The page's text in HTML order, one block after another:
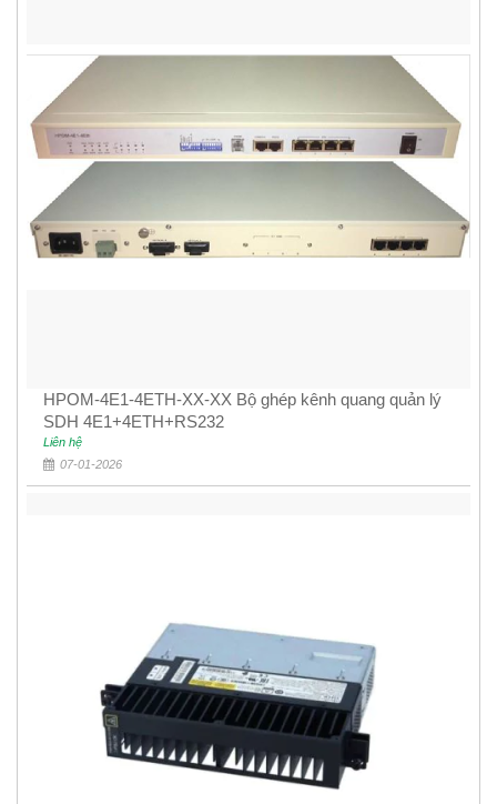
HPOM-4E1-4ETH-XX-XX Bộ ghép kênh quang quản lý
SDH 4E1+4ETH+RS232
Liên hệ
07-01-2026